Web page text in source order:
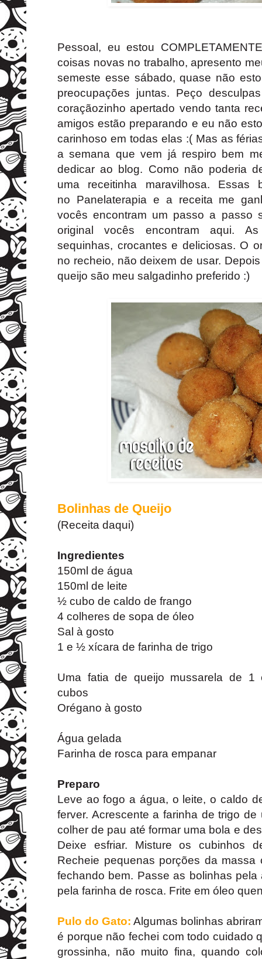
Pessoal, eu estou
coisas novas no trabalho, apresento
semeste esse sábado, quase não
preocupações juntas. Peço
coraçãozinho apertado vendo tanta
amigos estão preparando e eu não
carinhoso em todas elas :( Mas as
a semana que vem já respiro bem
dedicar ao blog. Como não poderia
uma receitinha maravilhosa.
no Panelaterapiae a receita me
vocês encontram um passo a passo
original vocês encontramaqui. As
sequinhas, crocantes e deliciosas. O
no recheio, não deixem de usar.
queijo são meu salgadinho preferido :)
Bolinhas de Queijo
(Receita daqui)
Ingredientes
150ml de água
150ml de leite
½ cubo de caldo de frango
4 colheres de sopa de óleo
Sal à gosto
1 e ½ xícara de farinha de trigo
Uma fatia de queijo mussarela de 1
cubos
Orégano à gosto
Água gelada
Farinha de rosca para empanar
Preparo
Leve ao fogo a água, o leite, o caldo
ferver. Acrescente a farinha de trigo
colher de pau até formar uma bola e
Deixe esfriar. Misture os cubinhos
Recheie pequenas porções da
fechando bem. Passe as bolinhas
pela farinha de rosca. Frite em óleo
Pulo do Gato: Algumas bolinhas
é porque não fechei com todo cuidado
grossinha, não muito fina, quando